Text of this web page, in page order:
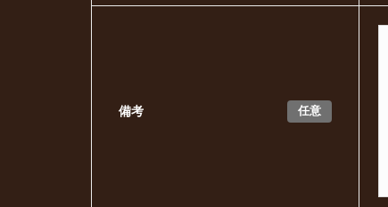
任意
備考